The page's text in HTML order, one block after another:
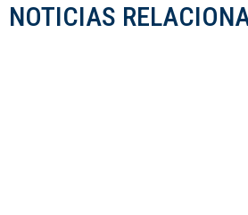
NOTICIAS